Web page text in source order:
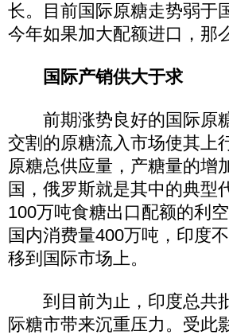
长。目前国际原糖走势弱于
今年如果加大配额进口，那
国际产销供大于求
前期涨势良好的国际原糖
交割的原糖流入市场使其上
原糖总供应量，产糖量的增
国，俄罗斯就是其中的典型
100万吨食糖出口配额的利
国内消费量400万吨，印度
移到国际市场上。
到目前为止，印度总共批
际糖市带来沉重压力。受此